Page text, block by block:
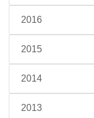
2016
2015
2014
2013